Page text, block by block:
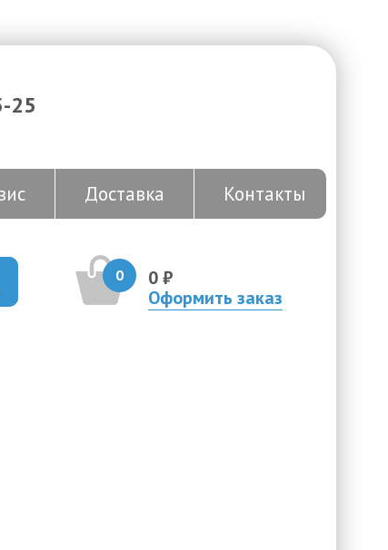
25
Доставка Контакты
0
0 ₽
Оформить заказ